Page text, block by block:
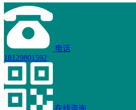
电话
18129801592
在线咨询